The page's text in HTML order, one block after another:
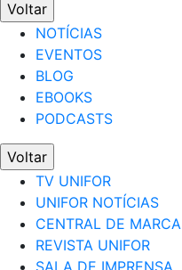
Voltar
NOTÍCIAS
EVENTOS
BLOG
EBOOKS
PODCASTS
Voltar
TV UNIFOR
UNIFOR NOTÍCIAS
CENTRAL DE MARCA
REVISTA UNIFOR